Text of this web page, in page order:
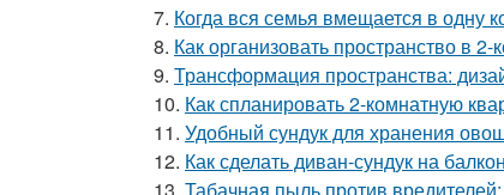
7. Когда вся семья вмещается в одну
8. Как организовать пространство в
9. Трансформация пространства:
10. Как спланировать 2-комнатную
11. Удобный сундук для хранения
12. Как сделать диван-сундук на